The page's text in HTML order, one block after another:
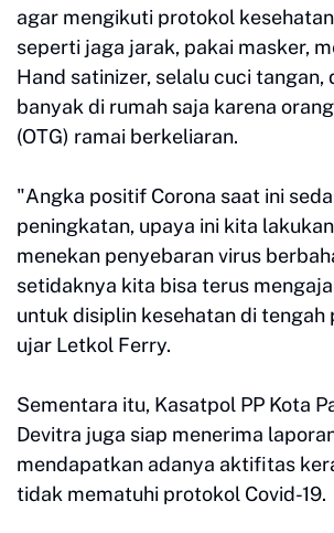
agar mengikuti protokol
seperti jaga jarak, pakai masker,
Hand satinizer, selalu cuci tangan,
banyak di rumah saja karena
(OTG) ramai berkeliaran.
"Angka positif Corona saat ini
peningkatan, upaya ini kita
menekan penyebaran virus
setidaknya kita bisa terus
untuk disiplin kesehatan di tengah
ujar Letkol Ferry.
Sementara itu, Kasatpol PP Kota
Devitra juga siap menerima
mendapatkan adanya aktifitas
tidak mematuhi protokol Covid-19.